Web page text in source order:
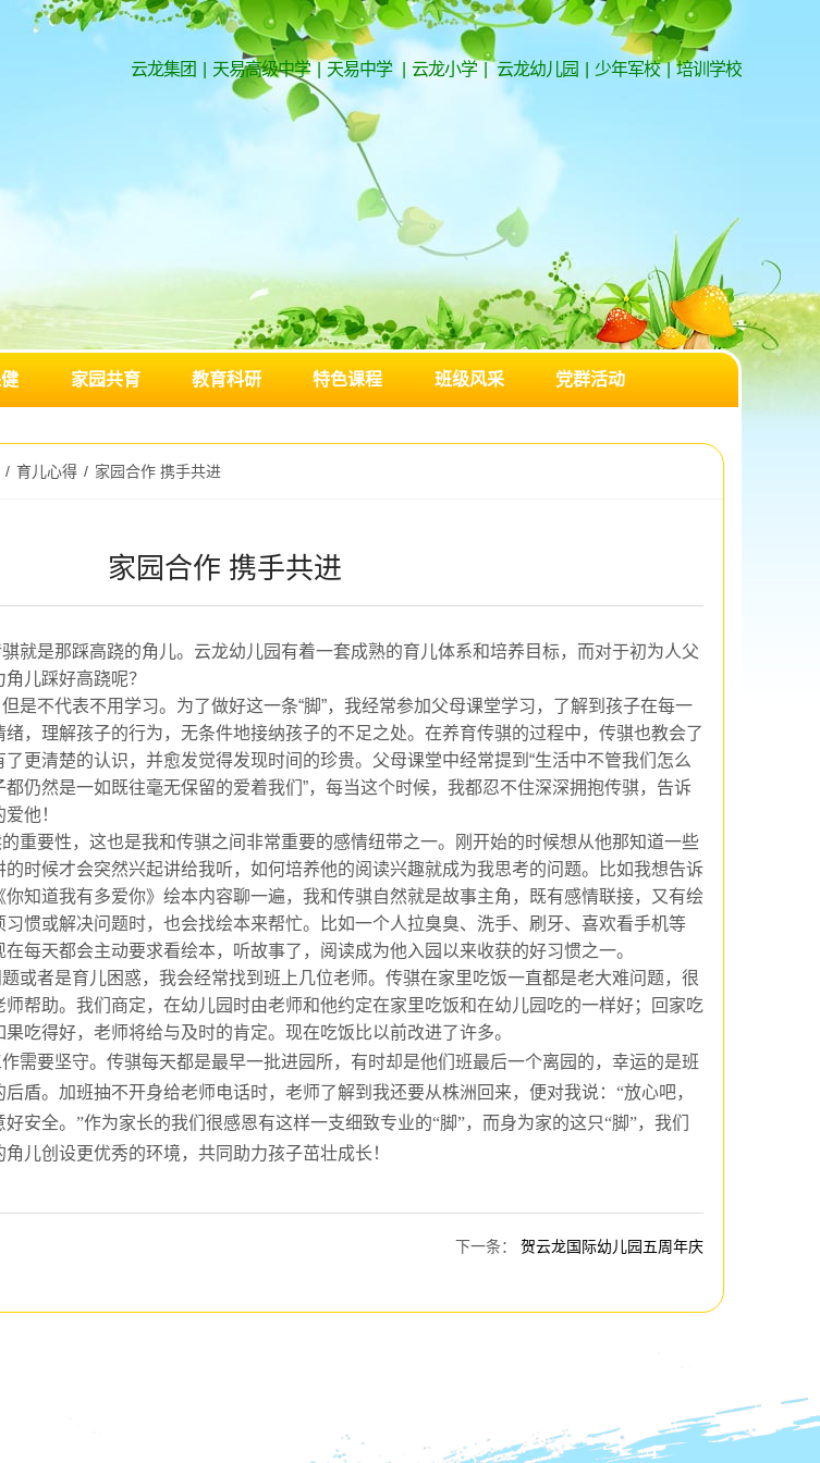
云龙集团 天易高级中学| 天易中学 云龙小学|云龙幼儿园 少年军校|培训学校
家园共育 教育科研 特色课程 班级风采 党群活动
/ 育儿心得 / 家园合作 携手共进
家园合作 携手共进
骐就是那踩高跷的角儿。 云龙幼儿园有着一套成熟的育儿体系和培养目标，而对于初为人父
儿踩好高跷呢？
是不代表不用学习。为了做好这一条“脚”，我经常参加父母课堂学习，了解到孩子在每一
，理解孩子的行为，无条件地接纳孩子的不足之处。在养育传骐的过程中，传骐也教会了
了更清楚的认识，并愈发觉得发现时间的珍贵。 父母课堂中经常提到“生活中不管我们怎么
仍然是一如既往毫无保留的爱着我们”，每当这个时候，我都忍不住深深拥抱传骐，告诉
爱他！
重要性 ，这也是我和传骐之间非常重要的感情纽带之一。 刚开始的时候想从他那知道一些
的时候才会突然兴起讲给我听，如何培养他的阅读兴趣就成为我思考的问题。
比如我想告诉
知道我有多爱你》绘本内容聊一遍，我和传骐自然就是故事主角，既有感情联接，又有绘
惯或解决问题时，也会找绘本来帮忙。比如一个人拉臭臭、洗手、刷牙、喜欢看手机等
每天都会主动要求看绘本，听故事了， 阅读成为他入园以来收获的好习惯之一。
或者是育儿困惑，我会经常找到班上几位老师。传骐在家里吃饭一直都是老大难问题，很
师帮助。我们商定，在幼儿园 时由老师和他约定在家里吃饭和在幼儿园 吃的一样好；回家吃
吃得好，老师将给与及时的肯定。现在吃饭比以前改进了许多。
需要坚守。传骐每天都是最早一批进 园所，有时却是他们班最后一个离园的 ，幸运的是班
后盾。加班抽不开身给老师电话时，老师了解到我还要从株洲回来，便对我说：“放心吧，
好安全。”作为家长的我们很感恩有这样一支细致专业的“脚”， 而身为家的这只“脚”，我们
角儿创设更优秀的环境，共同助力孩子茁壮成长！
下一条： 贺云龙国际幼儿园五周年庆